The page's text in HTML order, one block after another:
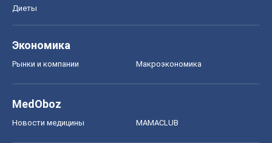
Диеты
Экономика
Рынки и компании Mакроэкономика
MedOboz
Новости медицины MAMACLUB